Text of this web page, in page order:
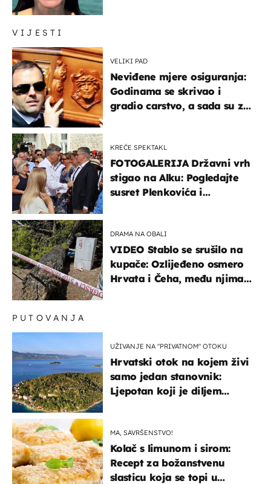
VIJESTI
VELIKI PAD
Neviđene mjere osiguranja:
Godinama se skrivao i
gradio carstvo, a sada su za
KREĆE SPEKTAKL
FOTOGALERIJA Državni vrh
stigao na Alku: Pogledajte
susret Plenkovića i
DRAMA NA OBALI
VIDEO Stablo se srušilo na
kupače: Ozlijeđeno osmero
Hrvata i Čeha, među njima
PUTOVANJA
UŽIVANJE NA "PRIVATNOM" OTOKU
Hrvatski otok na kojem živi
samo jedan stanovnik:
Ljepotan koji je diljem
MA, SAVRŠENSTVO!
Kolač s limunom i sirom:
Recept za božanstvenu
slasticu koja se topi u